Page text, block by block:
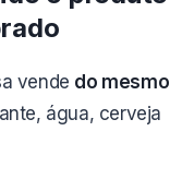
vende do mesmo
água, cerveja